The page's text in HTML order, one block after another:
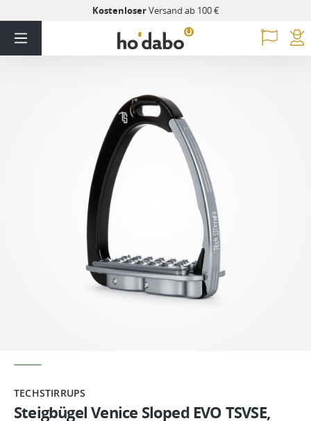
KostenloserVersand ab 100 €
TECHSTIRRUPS
Steigbügel Venice Sloped EVO TSVSE,